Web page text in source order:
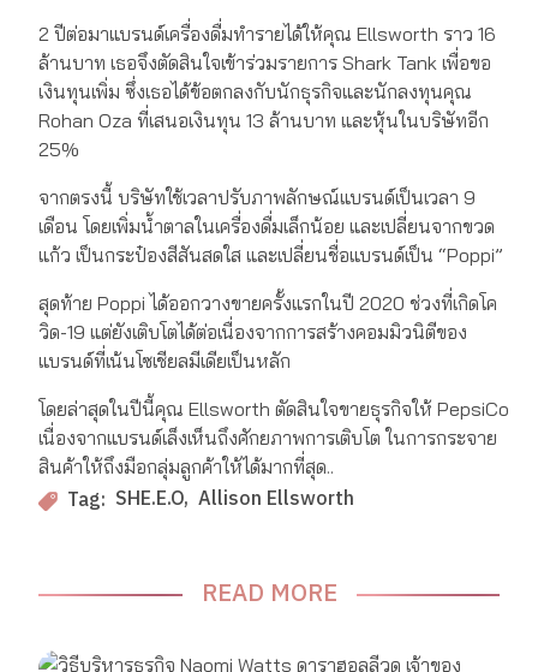
2 ปีต่อมาแบรนด์เครื่องดื่มทำรายได้ให้คุณ Ellsworth ราว 16
ล้านบาท เธอจึงตัดสินใจเข้าร่วมรายการ Shark Tank เพื่อขอ
เงินทุนเพิ่ม ซึ่งเธอได้ข้อตกลงกับนักธุรกิจและนักลงทุนคุณ
Rohan Oza ที่เสนอเงินทุน 13 ล้านบาท และหุ้นในบริษัทอีก
25%
จากตรงนี้ บริษัทใช้เวลาปรับภาพลักษณ์แบรนด์เป็นเวลา 9
เดือน โดยเพิ่มน้ำตาลในเครื่องดื่มเล็กน้อย และเปลี่ยนจากขวด
แก้ว เป็นกระป๋องสีสันสดใส และเปลี่ยนชื่อแบรนด์เป็น “Poppi”
สุดท้าย Poppi ได้ออกวางขายครั้งแรกในปี 2020 ช่วงที่เกิดโค
วิด-19 แต่ยังเติบโตได้ต่อเนื่องจากการสร้างคอมมิวนิตีของ
แบรนด์ที่เน้นโซเชียลมีเดียเป็นหลัก
โดยล่าสุดในปีนี้คุณ Ellsworth ตัดสินใจขายธุรกิจให้ PepsiCo
เนื่องจากแบรนด์เล็งเห็นถึงศักยภาพการเติบโต ในการกระจาย
สินค้าให้ถึงมือกลุ่มลูกค้าให้ได้มากที่สุด..
Tag: SHE.E.O Allison Ellsworth
READ MORE